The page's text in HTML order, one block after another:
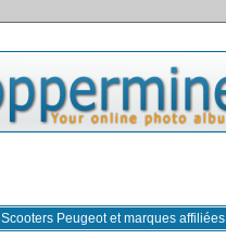
Scooters Peugeot et marques affiliées